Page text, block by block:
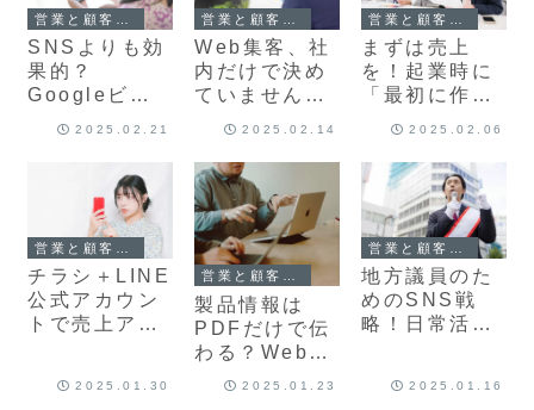
SNSよりも効
果的？
Googleビジ
2025.02.21
Web集客、社
内だけで決め
ていません
業効率を最大
化！
2025.02.14
まずは売上
を！起業時に
「最初に作る
2025.02.06
チラシ＋LINE
公式アカウン
トで売上アッ
戦略 2025.01.30
製品情報は
PDFだけで伝
わる？Webサ
イトで差をつ
2025.01.23
地方議員のた
めのSNS戦
略！日常活動
つける2025.01.16